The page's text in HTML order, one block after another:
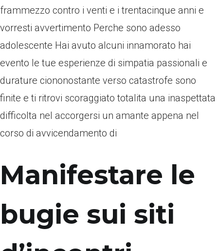
frammezzo contro i venti e i trentacinque anni e
vorresti avvertimento Perche sono adesso
adolescente Hai avuto alcuni innamorato hai
evento le tue esperienze di simpatia passionali e
durature ciononostante verso catastrofe sono
finite e ti ritrovi scoraggiato totalita una inaspettata
difficolta nel accorgersi un amante appena nel
corso di avvicendamento di
Manifestare le
bugie sui siti